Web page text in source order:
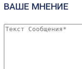
ВАШЕ МНЕНИЕ